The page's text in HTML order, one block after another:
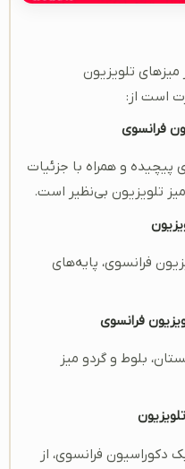
میز‌های تلویزیون
است از:
فرانسوی
پیچیده و همراه با جزئیات
تلویزیون بی‌نظیر است.
فرانسوی، پایه‌های
فرانسوی
بلوط و گردو میز
فرانسوی، از